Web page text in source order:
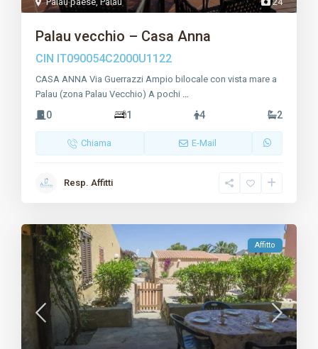
Palau vecchio – Casa Anna
CIN IT090054C2000U1122
CASA ANNA Via Guerrazzi Ampio bilocale con vista mare a
Palau (zona Palau Vecchio) A pochi …
0 1 4 2
Chiama E-Mail
Resp. Affitti
Affitto